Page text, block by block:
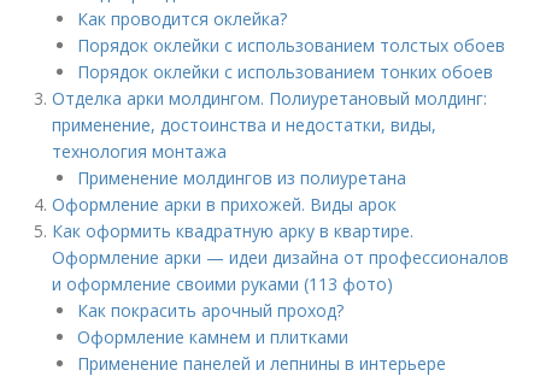
Как проводится оклейка?
Порядок оклейки с использованием толстых обоев
Порядок оклейки с использованием тонких обоев
Отделка арки молдингом. Полиуретановый молдинг:
применение, достоинства и недостатки, виды,
технология монтажа
Применение молдингов из полиуретана
Оформление арки в прихожей. Виды арок
Как оформить квадратную арку в квартире.
Оформление арки — идеи дизайна от профессионалов
и оформление своими руками (113 фото)
Как покрасить арочный проход?
Оформление камнем и плитками
Применение панелей и лепнины в интерьере